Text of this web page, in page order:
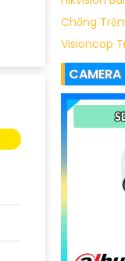
Chống
Visioncop